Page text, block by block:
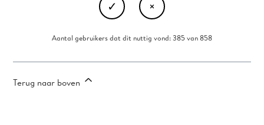
Aantal gebruikers dat dit nuttig vond: 385 van 858
Terug naar boven